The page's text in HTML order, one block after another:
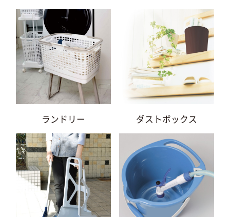
ランドリー ダストボックス